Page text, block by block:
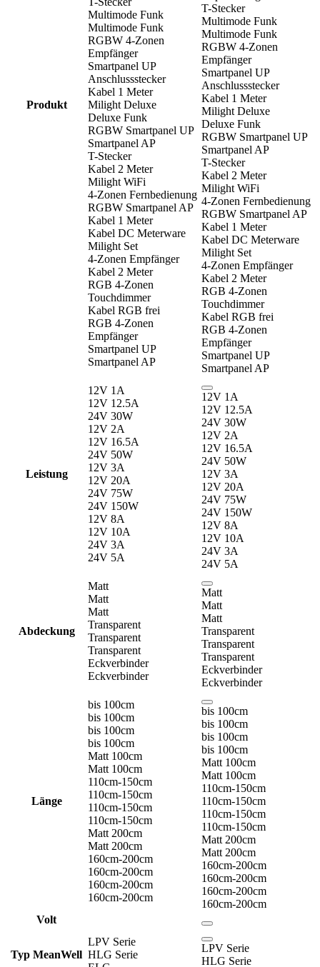
Produkt
Multimode Funk
Multimode Funk
RGBW 4-Zonen
Empfänger
Smartpanel UP
Anschlussstecker
Kabel 1 Meter
Milight Deluxe
Deluxe Funk
RGBW Smartpanel UP
Smartpanel AP
T-Stecker
Kabel 2 Meter
Milight WiFi
4-Zonen Fernbedienung
RGBW Smartpanel AP
Kabel 1 Meter
Kabel DC Meterware
Milight Set
4-Zonen Empfänger
Kabel 2 Meter
RGB 4-Zonen
Touchdimmer
Kabel RGB frei
RGB 4-Zonen
Empfänger
Smartpanel UP
Smartpanel AP
T-Stecker
Multimode Funk
Multimode Funk
RGBW 4-Zonen
Empfänger
Smartpanel UP
Anschlussstecker
Kabel 1 Meter
Milight Deluxe
Deluxe Funk
RGBW Smartpanel UP
Smartpanel AP
T-Stecker
Kabel 2 Meter
Milight WiFi
4-Zonen Fernbedienung
RGBW Smartpanel AP
Kabel 1 Meter
Kabel DC Meterware
Milight Set
4-Zonen Empfänger
Kabel 2 Meter
RGB 4-Zonen
Touchdimmer
Kabel RGB frei
RGB 4-Zonen
Empfänger
Smartpanel UP
Smartpanel AP
Leistung
12V 1A
12V 12.5A
24V 30W
12V 2A
12V 16.5A
24V 50W
12V 3A
12V 20A
24V 75W
24V 150W
12V 8A
12V 10A
24V 3A
24V 5A
12V 1A
12V 12.5A
24V 30W
12V 2A
12V 16.5A
24V 50W
12V 3A
12V 20A
24V 75W
24V 150W
12V 8A
12V 10A
24V 3A
24V 5A
Abdeckung
Matt
Matt
Matt
Transparent
Transparent
Transparent
Eckverbinder
Eckverbinder
Matt
Matt
Matt
Transparent
Transparent
Transparent
Eckverbinder
Eckverbinder
Länge
bis 100cm
bis 100cm
bis 100cm
bis 100cm
Matt 100cm
Matt 100cm
110cm-150cm
110cm-150cm
110cm-150cm
110cm-150cm
Matt 200cm
Matt 200cm
160cm-200cm
160cm-200cm
160cm-200cm
160cm-200cm
bis 100cm
bis 100cm
bis 100cm
bis 100cm
Matt 100cm
Matt 100cm
110cm-150cm
110cm-150cm
110cm-150cm
110cm-150cm
Matt 200cm
Matt 200cm
160cm-200cm
160cm-200cm
160cm-200cm
160cm-200cm
Volt
Typ MeanWell
LPV Serie
HLG Serie
LPV Serie
HLG Serie